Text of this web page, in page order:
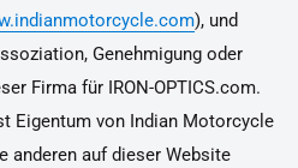
), und
Genehmigung oder
Firma für IRON-OPTICS.com.
Eigentum von Indian Motorcycle
anderen auf dieser Website